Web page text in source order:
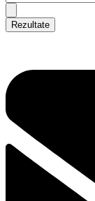
Rezultate